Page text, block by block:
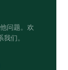
问题。欢
们。